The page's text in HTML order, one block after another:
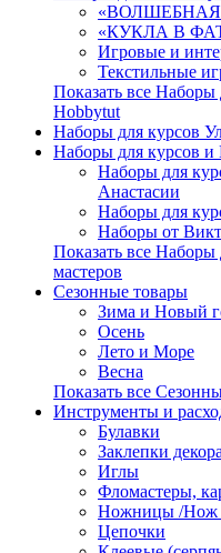
«КУКЛА В
Игровые и
Текстильные
Показать все
Hobbytut
Наборы для курсов
Наборы для курсов и
Наборы для
Анастасии
Наборы для
Наборы от
Показать все
мастеров
Сезонные товары
Зима и Новый
Осень
Лето и Море
Весна
Показать все
Инструменты и
Булавки
Заклепки
Иглы
Фломастеры,
Ножницы /Нож
Цепочки